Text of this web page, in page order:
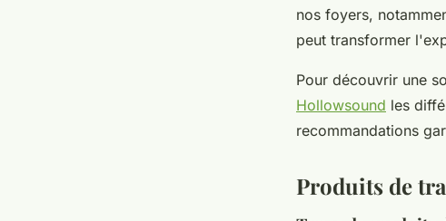
nos foyers,
peut transformer
Pour découvrir une
Hollowsound les
recommandations
Produits de